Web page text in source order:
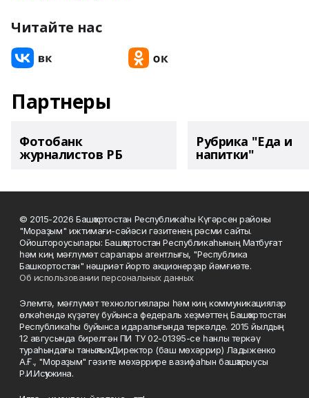
Читайте нас
Партнеры
Фотобанк
журналистов РБ
Рубрика "Еда и
напитки"
© 2015-2026 Башҡортостан Республикаһы Күгәрсен районы
"Мораҙым" ижтимағи-сәйәси гәзитенең рәсми сайты.
Ойоштороусылары: Башҡортостан Республикаһының Матбуғат
һәм киң мәғлүмәт саралары агентлығы, "Республика
Башкортостан" нәшриәт йорто акционерҙар йәмғиәте.
Об использовании персональных данных
Элемтә, мәғлүмәт технологиялары һәм киң коммуникациялар
өлкәһендә күҙәтеү буйынса федераль хеҙмәттең Башҡортостан
Республикаһы буйынса идаралығында теркәлде. 2015 йылдың
12 авгусында бирелгән ПИ ТУ 02-01395-се һанлы теркәү
тураһындағы таныҡлыҡ. Директор (баш мөхәррир) Ладыженко
А.Ғ., "Мораҙым" гәзите мөхәррире вазифаһын башҡарыусы
Р.И.Исҡужина.